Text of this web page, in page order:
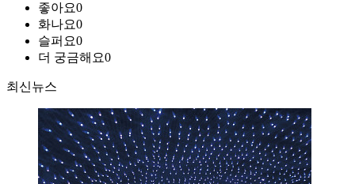
좋아요0
화나요0
슬퍼요0
더 궁금해요0
최신뉴스